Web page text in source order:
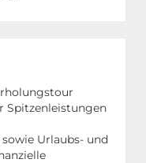
Spitzenleistungen
Urlaubs- und